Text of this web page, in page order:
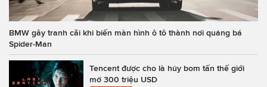
BMW gây tranh cãi khi biến màn hình ô tô thành nơi quảng bá
Spider-Man
Tencent được cho là hủy bom tấn thế giới
mở 300 triệu USD